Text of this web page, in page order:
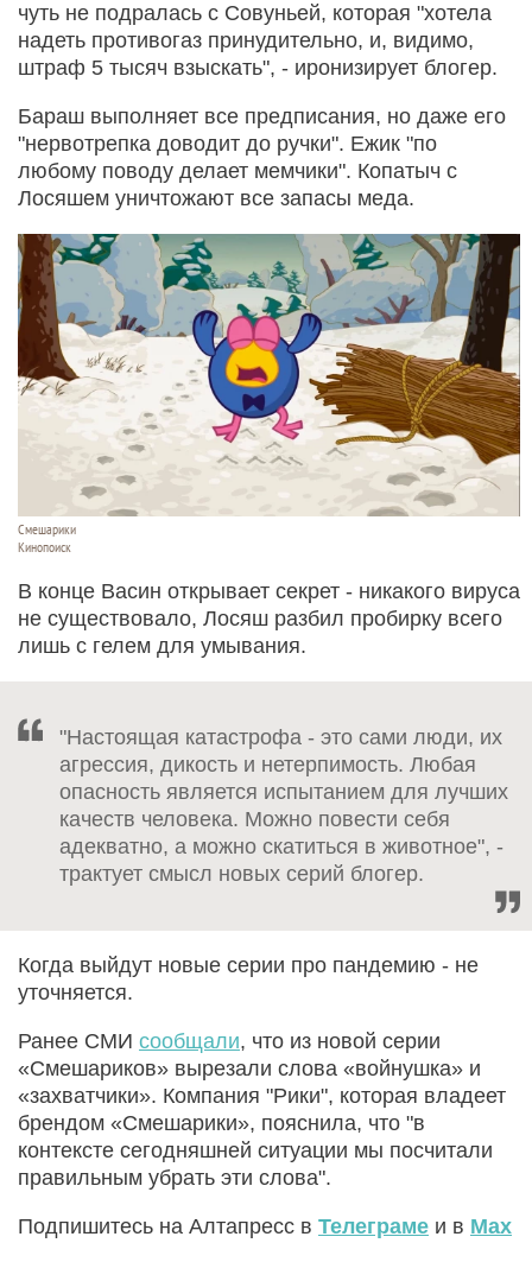
чуть не подралась с Совуньей, которая "хотела
надеть противогаз принудительно, и, видимо,
штраф 5 тысяч взыскать", - иронизирует блогер.
Бараш выполняет все предписания, но даже его
"нервотрепка доводит до ручки". Ежик "по
любому поводу делает мемчики". Копатыч с
Лосяшем уничтожают все запасы меда.
Смешарики
Кинопоиск
В конце Васин открывает секрет - никакого вируса
не существовало, Лосяш разбил пробирку всего
лишь с гелем для умывания.
"Настоящая катастрофа - это сами люди, их
агрессия, дикость и нетерпимость. Любая
опасность является испытанием для лучших
качеств человека. Можно повести себя
адекватно, а можно скатиться в животное", -
трактует смысл новых серий блогер.
Когда выйдут новые серии про пандемию - не
уточняется.
Ранее СМИ сообщали, что из новой серии
«Смешариков» вырезали слова «войнушка» и
«захватчики». Компания "Рики", которая владеет
брендом «Смешарики», пояснила, что "в
контексте сегодняшней ситуации мы посчитали
правильным убрать эти слова".
Подпишитесь на Алтапресс в Телеграме и в Max